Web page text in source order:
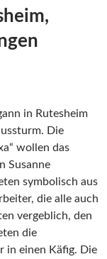
in Rutesheim
Die
wollen das
Susanne
symbolisch aus
die alle auch
vergeblich, den
die
in einen Käfig. Die